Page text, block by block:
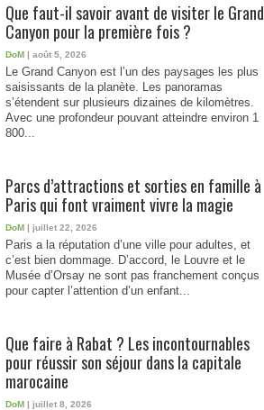
Que faut-il savoir avant de visiter le Grand
Canyon pour la première fois ?
DoM | août 5, 2026
Le Grand Canyon est l’un des paysages les plus
saisissants de la planète. Les panoramas
s’étendent sur plusieurs dizaines de kilomètres.
Avec une profondeur pouvant atteindre environ 1
800...
Parcs d’attractions et sorties en famille à
Paris qui font vraiment vivre la magie
DoM | juillet 22, 2026
Paris a la réputation d’une ville pour adultes, et
c’est bien dommage. D’accord, le Louvre et le
Musée d’Orsay ne sont pas franchement conçus
pour capter l’attention d’un enfant...
Que faire à Rabat ? Les incontournables
pour réussir son séjour dans la capitale
marocaine
DoM | juillet 8, 2026